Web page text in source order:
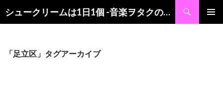
シュークリームは1日1個 -音楽ヲタクの食レポブログ-
索
ン「足立区」タグアーカイブ